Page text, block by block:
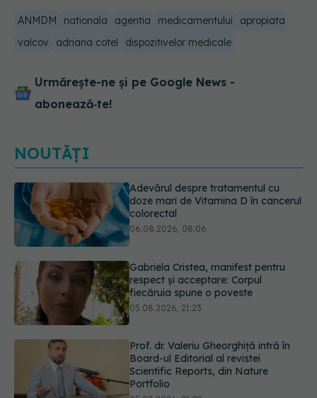
ANMDM nationala agentia medicamentului
apropiata
valcov
adriana cotel dispozitivelor medicale
Urmărește-ne și pe Google News -
abonează‑te!
NOUTĂȚI
Gabriela Cristea, manifest pentru
respect și acceptare: Corpul
fiecăruia spune o poveste
Prof. dr. Valeriu Gheorghiță intră în
Board-ul Editorial al revistei
Scientific Reports, din Nature
Testul de 10 minute care poate
arăta dacă ai nevoie de statine,
chiar dacă ai colesterolul normal